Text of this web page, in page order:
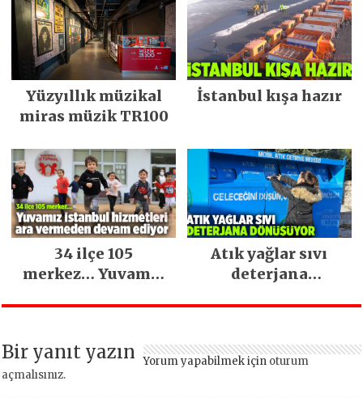
Yüzyıllık müzikal
miras müzik TR100
İstanbul kışa hazır
34 ilçe 105
merkez… Yuvamız
ara vermeden
Atık yağlar sıvı
deterjana
Bir yanıt yazın Yorum yapabilmek için oturum
açmalısınız.